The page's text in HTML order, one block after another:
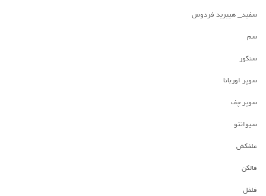
سفید_ هیبرید فردوس
سم
سنکور
سوپر اوربانا
سوپر چف
سیوانتو
علفکش
فالکن
فلفل